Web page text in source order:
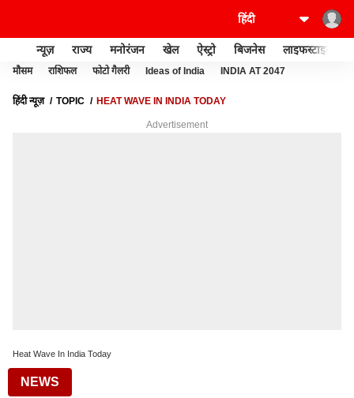
न्यूज़ राज्य मनोरंजन खेल ऐस्ट्रो बिजनेस लाइफस्टाइल
मौसम राशिफल फोटो गैलरी Ideas of India INDIA AT 2047
हिंदी न्यूज़ TOPIC HEAT WAVE IN INDIA TODAY
Advertisement
Heat Wave In India Today
NEWS